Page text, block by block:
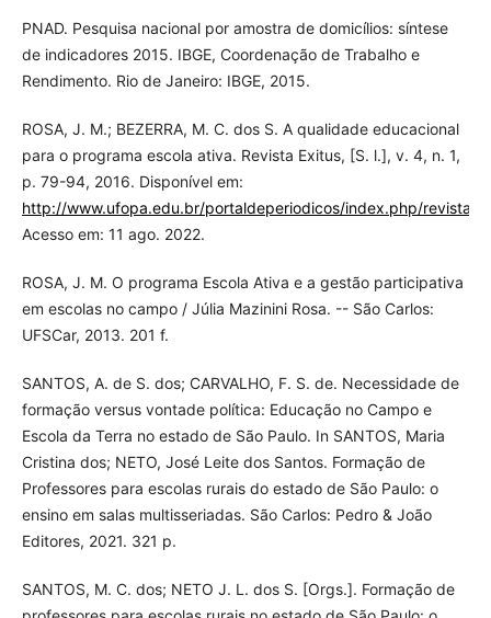
PNAD. Pesquisa nacional por amostra de domicílios: síntese
de indicadores 2015. IBGE, Coordenação de Trabalho e
Rendimento. Rio de Janeiro: IBGE, 2015.
ROSA, J. M.; BEZERRA, M. C. dos S. A qualidade educacional
para o programa escola ativa. Revista Exitus, [S. l.], v. 4, n. 1,
p. 79-94, 2016. Disponível em:
http://www.ufopa.edu.br/portaldeperiodicos/index.php/
Acesso em: 11 ago. 2022.
ROSA, J. M. O programa Escola Ativa e a gestão participativa
em escolas no campo / Júlia Mazinini Rosa. -- São Carlos:
UFSCar, 2013. 201 f.
SANTOS, A. de S. dos; CARVALHO, F. S. de. Necessidade de
formação versus vontade política: Educação no Campo e
Escola da Terra no estado de São Paulo. In SANTOS, Maria
Cristina dos; NETO, José Leite dos Santos. Formação de
Professores para escolas rurais do estado de São Paulo: o
ensino em salas multisseriadas. São Carlos: Pedro & João
Editores, 2021. 321 p.
SANTOS, M. C. dos; NETO J. L. dos S. [Orgs.]. Formação de